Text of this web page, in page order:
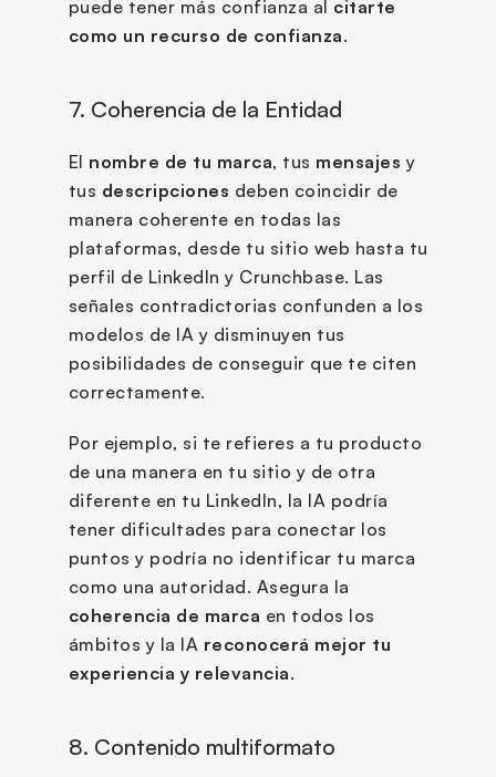
puede tener más confianza al citarte
como un recurso de confianza.
7. Coherencia de la Entidad
El nombre de tu marca, tus mensajes y
tus descripciones deben coincidir de
manera coherente en todas las
plataformas, desde tu sitio web hasta tu
perfil de LinkedIn y Crunchbase. Las
señales contradictorias confunden a los
modelos de IA y disminuyen tus
posibilidades de conseguir que te citen
correctamente.
Por ejemplo, si te refieres a tu producto
de una manera en tu sitio y de otra
diferente en tu LinkedIn, la IA podría
tener dificultades para conectar los
puntos y podría no identificar tu marca
coherencia de marca en todos los
ámbitos y la IA reconocerá mejor tu
experiencia y relevancia.
8. Contenido multiformato